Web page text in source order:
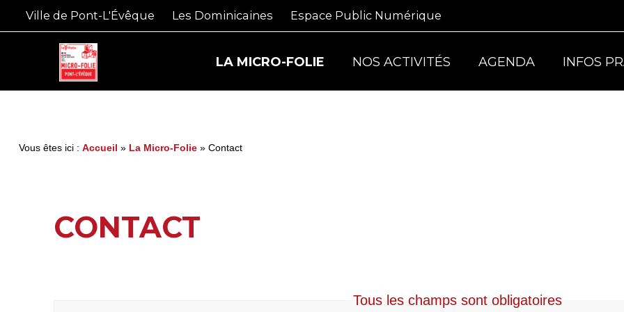
Ville de Pont-L'Évêque Les Dominicaines Espace Public Numérique
LA MICRO-FOLIE NOS ACTIVITÉS AGENDA INFOS
Vous êtes ici : Accueil » La Micro-Folie» Contact
CONTACT
Tous les champs sont obligatoires